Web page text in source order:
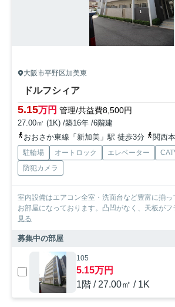
大阪市平野区加美東
ドルフシィア
5.15万円 管理/共益費8,500円
27.00㎡ (1K) /築16年 /6階建
おおさか東線「新加美」駅 徒歩3分
関西本
駐輪場 オートロック エレベーター
防犯カメラ
室内設備はエアコン全室・洗面台など豊富に揃
お部屋になっております。凸凹がなく、天板がフ
見る
募集中の部屋
105
5.15万円
1階 / 27.00㎡ / 1K